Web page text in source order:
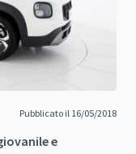
Pubblicato il 16/05/2018
e